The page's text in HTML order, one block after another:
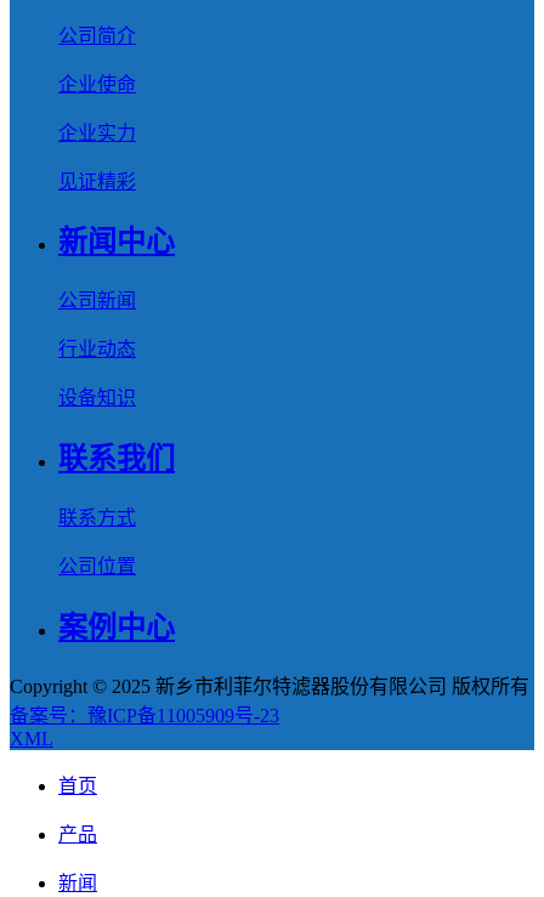
公司简介
企业使命
企业实力
见证精彩
新闻中心
公司新闻
行业动态
设备知识
联系我们
联系方式
公司位置
案例中心
Copyright © 2025 新乡市利菲尔特滤器股份有限公司 版权所有
备案号：豫ICP备11005909号-23
XML
首页
产品
新闻